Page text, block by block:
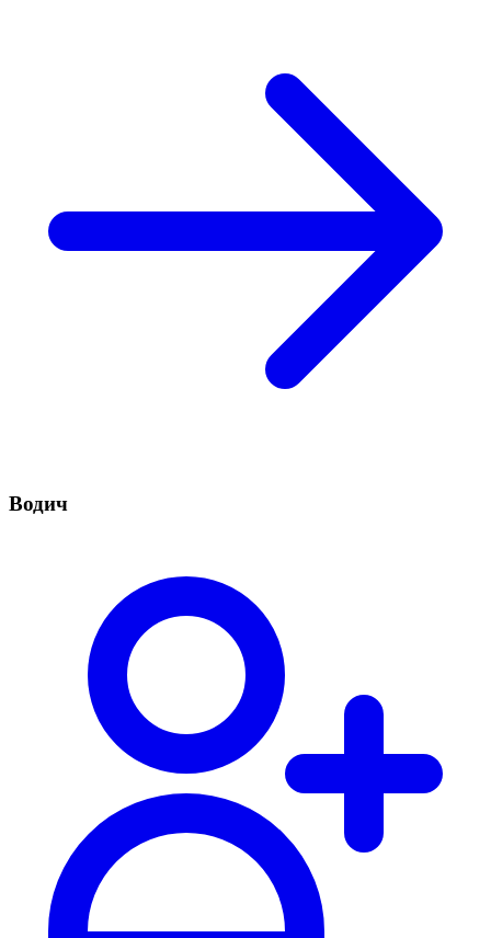
Водич